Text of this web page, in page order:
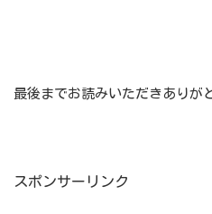
最後までお読みいただきありが
スポンサーリンク